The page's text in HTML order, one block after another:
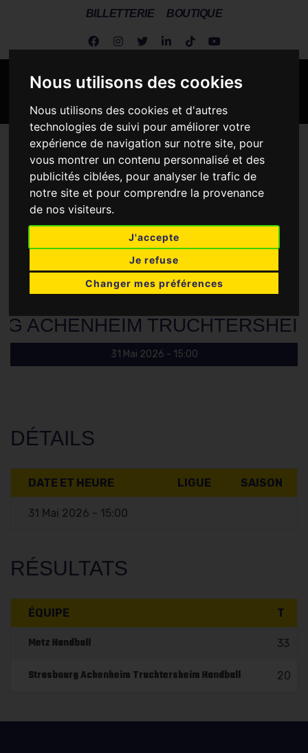
Nous utilisons des cookies
Nous utilisons des cookies et d'autres
technologies de suivi pour améliorer votre
expérience de navigation sur notre site, pour
vous montrer un contenu personnalisé et des
publicités ciblées, pour analyser le trafic de
notre site et pour comprendre la provenance
de nos visiteurs.
J'accepte
Je refuse
Changer mes préférences
BILLETTERIE BOUTIQUE
Metz Handball > Metz Handball vs Strasbourg Achenheim
Truchtersheim Handball
METZ HANDBALL
33 20
ACHENHEIM
31 Mai 2026 - 15:00
DÉTAILS
DATE ET HEURE LIGUE SAISON
31 Mai 2026 - 15:00
RÉSULTATS
ÉQUIPE T
Metz Handball 33
Strasbourg Achenheim Truchtersheim Handball 20